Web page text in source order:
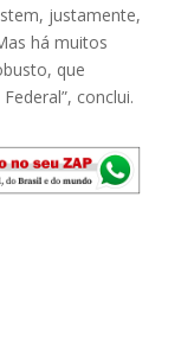
justamente,
há muitos
que
conclui.